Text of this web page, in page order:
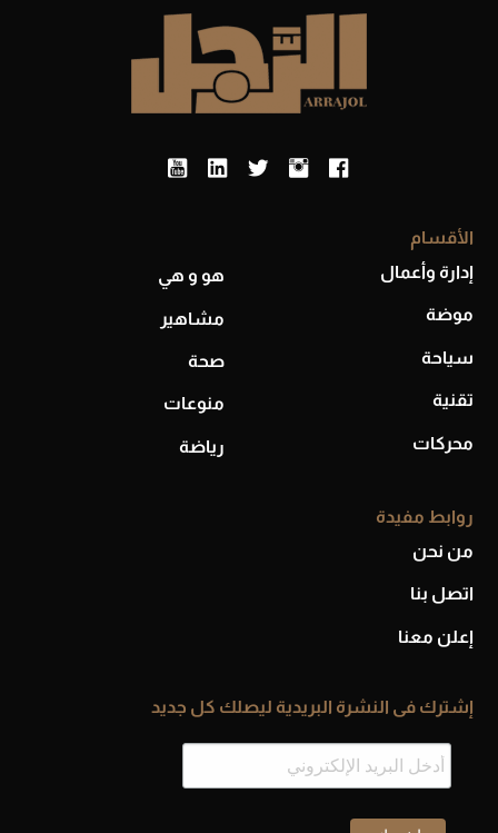
الأقسام
إدارة وأعمال
موضة
سياحة
تقنية
محركات
هو و هي
مشاهير
صحة
منوعات
رياضة
روابط مفيدة
من نحن
اتصل بنا
إعلن معنا
إشترك فى النشرة البريدية ليصلك كل جديد